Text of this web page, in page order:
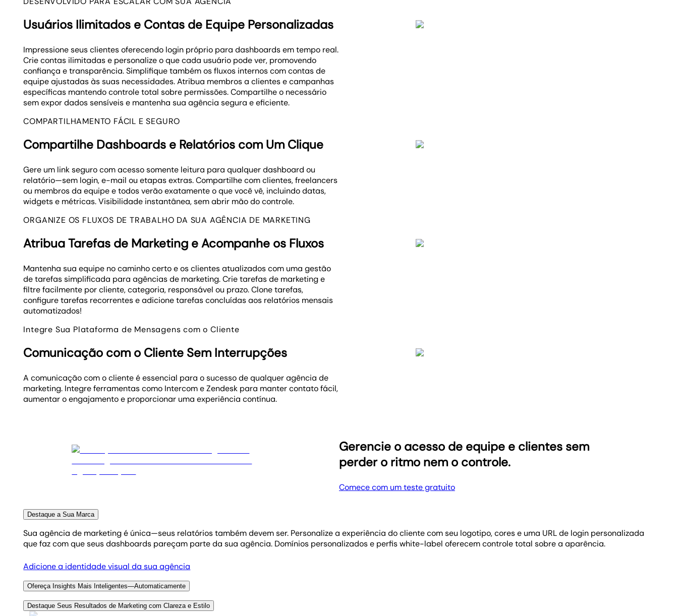
Usuários Ilimitados e Contas de Equipe Personalizadas
Impressione seus clientes oferecendo login próprio para dashboards em tempo real.
Crie contas ilimitadas e personalize o que cada usuário pode ver, promovendo
confiança e transparência. Simplifique também os fluxos internos com contas de
equipe ajustadas às suas necessidades. Atribua membros a clientes e campanhas
específicas mantendo controle total sobre permissões. Compartilhe o necessário
sem expor dados sensíveis e mantenha sua agência segura e eficiente.
COMPARTILHAMENTO FÁCIL E SEGURO
Compartilhe Dashboards e Relatórios com Um Clique
Gere um link seguro com acesso somente leitura para qualquer dashboard ou
relatório—sem login, e-mail ou etapas extras. Compartilhe com clientes, freelancers
ou membros da equipe e todos verão exatamente o que você vê, incluindo datas,
widgets e métricas. Visibilidade instantânea, sem abrir mão do controle.
ORGANIZE OS FLUXOS DE TRABALHO DA SUA AGÊNCIA DE MARKETING
Atribua Tarefas de Marketing e Acompanhe os Fluxos
Mantenha sua equipe no caminho certo e os clientes atualizados com uma gestão
de tarefas simplificada para agências de marketing. Crie tarefas de marketing e
filtre facilmente por cliente, categoria, responsável ou prazo. Clone tarefas,
configure tarefas recorrentes e adicione tarefas concluídas aos relatórios mensais
automatizados!
Integre Sua Plataforma de Mensagens com o Cliente
Comunicação com o Cliente Sem Interrupções
A comunicação com o cliente é essencial para o sucesso de qualquer agência de
marketing. Integre ferramentas como Intercom e Zendesk para manter contato fácil,
aumentar o engajamento e proporcionar uma experiência contínua.
Gerencie o acesso de equipe e clientes sem
perder o ritmo nem o controle.
Comece com um teste gratuito
Destaque a Sua Marca
Sua agência de marketing é única—seus relatórios também devem ser. Personalize a experiência do cliente com seu logotipo, cores e uma URL de login personalizada
que faz com que seus dashboards pareçam parte da sua agência. Domínios personalizados e perfis white-label oferecem controle total sobre a aparência.
Adicione a identidade visual da sua agência
Ofereça Insights Mais Inteligentes—Automaticamente
Pare de correr atrás de métricas e comece a entregar significado. A IA do AgencyAnalytics identifica as mudanças mais relevantes—para que sua equipe explique o
Destaque Seus Resultados de Marketing com Clareza e Estilo